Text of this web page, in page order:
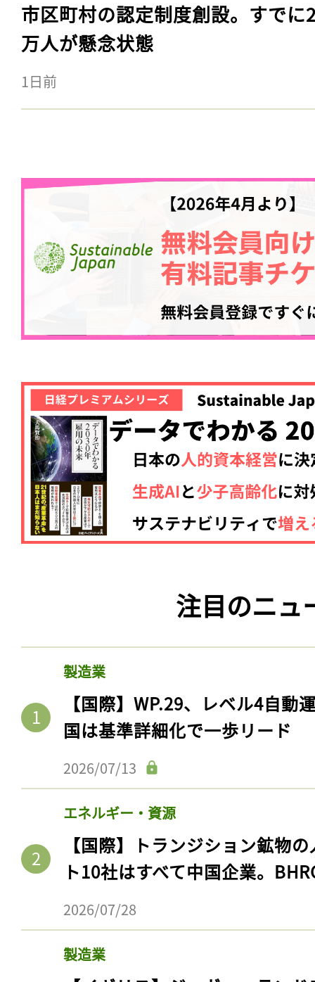
市区町村の認定制度創設。すでに
万人が懸念状態
1日前
注目のニュ
製造業
【国際】WP.29、レベル4自動
国は基準詳細化で一歩リード
2026/07/13
エネルギー・資源
【国際】トランジション鉱物
ト10社はすべて中国企業。
2026/07/28
製造業